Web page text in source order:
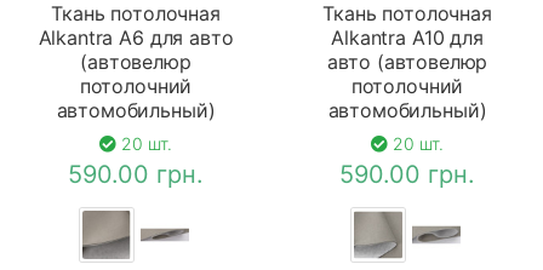
Ткань потолочная
Alkantra A6 для авто
(автовелюр
потолочний
автомобильный)
20 шт.
590.00 грн.
Ткань потолочная
Alkantra A10 для
авто (автовелюр
потолочний
автомобильный)
20 шт.
590.00 грн.